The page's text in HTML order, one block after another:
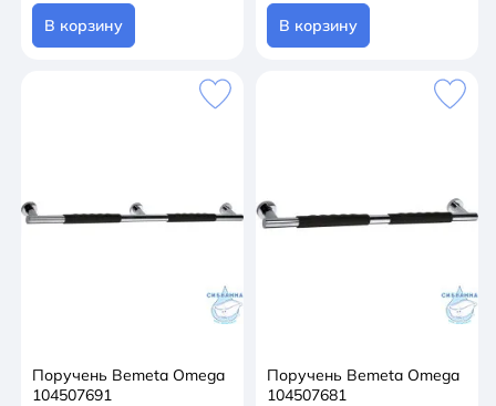
В корзину В корзину
Поручень Bemeta Omega
104507691
Поручень Bemeta Omega
104507681